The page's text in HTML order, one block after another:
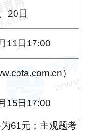
20日
11日17:00
）
15日17:00
61元；主观题考